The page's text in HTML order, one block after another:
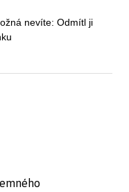
nevíte: Odmítl ji